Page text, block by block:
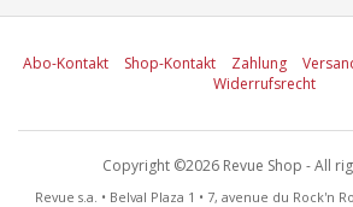
Abo-Kontakt Shop-Kontakt Zahlung
Widerrufsrecht
Copyright ©2026 Revue Shop - All
Revue s.a. • Belval Plaza 1 • 7, avenue du Rock'n